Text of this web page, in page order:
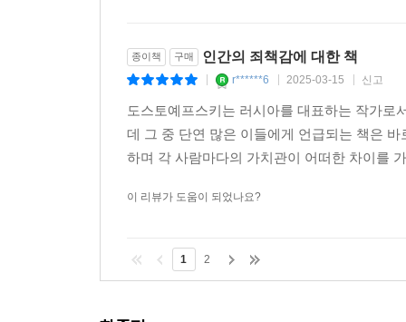
종이책 구매 인간의 죄책감에 대한 책
r******6 2025-03-15 신고
도스토예프스키는 러시아를 대표하는 작가로
데 그 중 단연 많은 이들에게 언급되는 책은
하며 각 사람마다의 가치관이 어떠한 차이를
이 리뷰가 도움이 되었나요?
1 2